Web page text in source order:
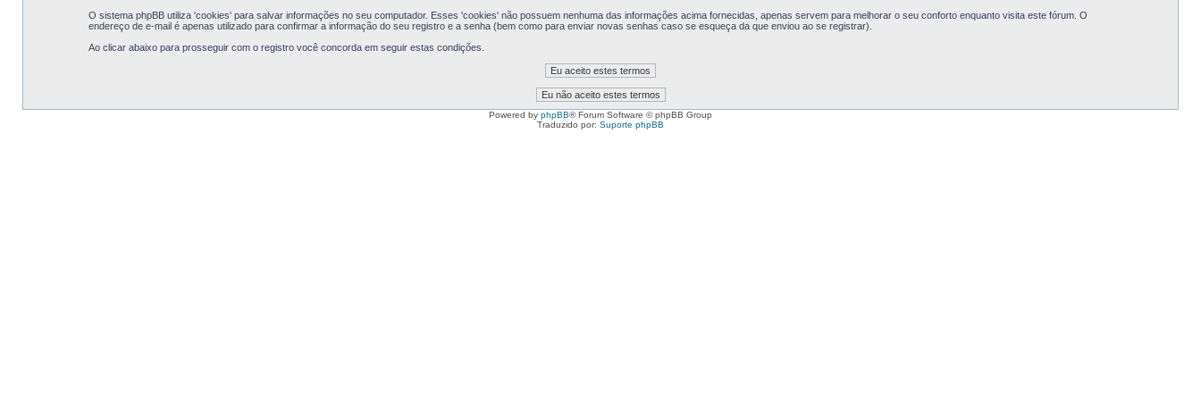
O sistema phpBB utiliza 'cookies' para salvar informações no seu computador. Esses 'cookies' não possuem nenhuma das informações acima fornecidas, apenas servem para melhorar o seu conforto enquanto visita este fórum. O
endereço de e-mail é apenas utilizado para confirmar a informação do seu registro e a senha (bem como para enviar novas senhas caso se esqueça da que enviou ao se registrar).
Ao clicar abaixo para prosseguir com o registro você concorda em seguir estas condições.
Powered by phpBB® Forum Software © phpBB Group
Traduzido por: Suporte phpBB